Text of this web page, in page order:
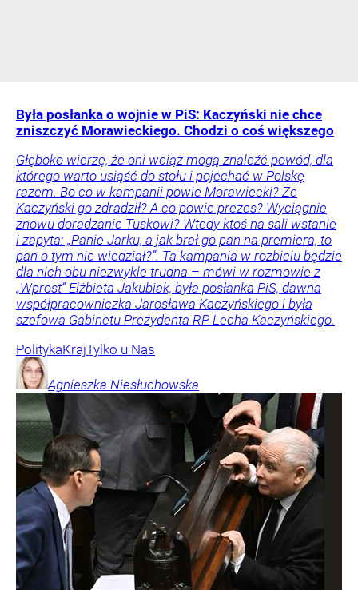
Była posłanka o wojnie w PiS: Kaczyński nie chce
zniszczyć Morawieckiego. Chodzi o coś większego
Głęboko wierzę, że oni wciąż mogą znaleźć powód, dla
którego warto usiąść do stołu i pojechać w Polskę
razem. Bo co w kampanii powie Morawiecki? Że
Kaczyński go zdradził? A co powie prezes? Wyciągnie
znowu doradzanie Tuskowi? Wtedy ktoś na sali wstanie
i zapyta: „Panie Jarku, a jak brał go pan na premiera, to
pan o tym nie wiedział?”. Ta kampania w rozbiciu będzie
dla nich obu niezwykle trudna – mówi w rozmowie z
„Wprost” Elżbieta Jakubiak, była posłanka PiS, dawna
współpracowniczka Jarosława Kaczyńskiego i była
szefowa Gabinetu Prezydenta RP Lecha Kaczyńskiego.
PolitykaKrajTylko u Nas
Agnieszka Niesłuchowska